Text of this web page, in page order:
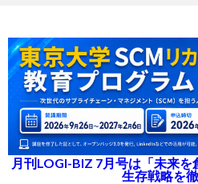
月刊LOGI-BIZ 7月号は「未来
生存戦略を